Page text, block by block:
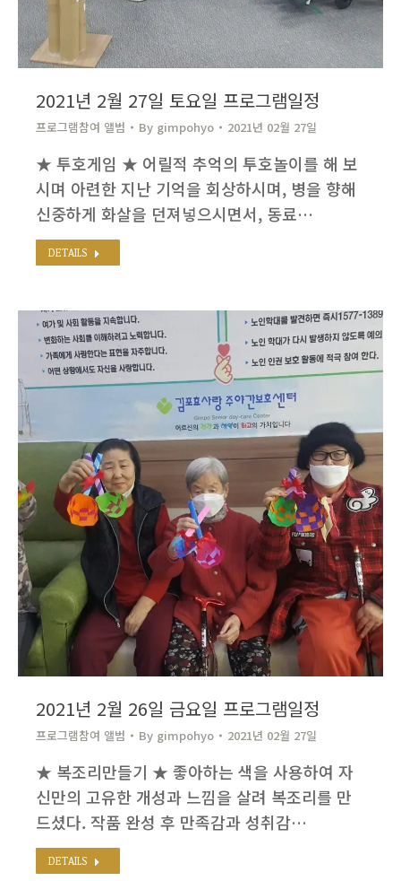
2021년 2월 27일 토요일 프로그램일정
프로그램참여 앨범 By gimpohyo​ 2021년 02월 27일
★ 투호게임 ★ 어릴적 추억의 투호놀이를 해 보
시며 아련한 지난 기억을 회상하시며, 병을 향해
신중하게 화살을 던져넣으시면서, 동료…
DETAILS
2021년 2월 26일 금요일 프로그램일정
프로그램참여 앨범 By gimpohyo​ 2021년 02월 27일
★ 복조리만들기 ★ 좋아하는 색을 사용하여 자
신만의 고유한 개성과 느낌을 살려 복조리를 만
드셨다. 작품 완성 후 만족감과 성취감…
DETAILS